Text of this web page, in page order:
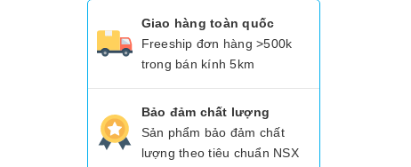
Giao hàng toàn quốc
Freeship đơn hàng >500k
trong bán kính 5km
Bảo đảm chất lượng
Sản phẩm bảo đảm chất
lượng theo tiêu chuẩn NSX